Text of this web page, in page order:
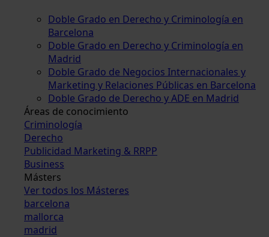
Doble Grado en Derecho y Criminología en
Barcelona
Doble Grado en Derecho y Criminología en
Madrid
Doble Grado de Negocios Internacionales y
Marketing y Relaciones Públicas en Barcelona
Doble Grado de Derecho y ADE en Madrid
Áreas de conocimiento
Criminología
Derecho
Publicidad Marketing & RRPP
Business
Másters
Ver todos los Másteres
barcelona
mallorca
madrid